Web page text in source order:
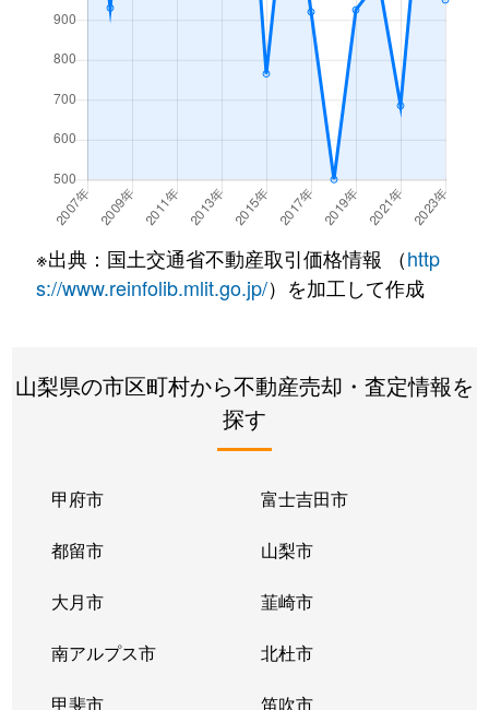
※出典：国土交通省不動産取引価格情報 （http
s://www.reinfolib.mlit.go.jp/）を加工して作成
山梨県の市区町村から不動産売却・査定情報を
探す
甲府市 富士吉田市
都留市 山梨市
大月市 韮崎市
南アルプス市 北杜市
甲斐市 笛吹市